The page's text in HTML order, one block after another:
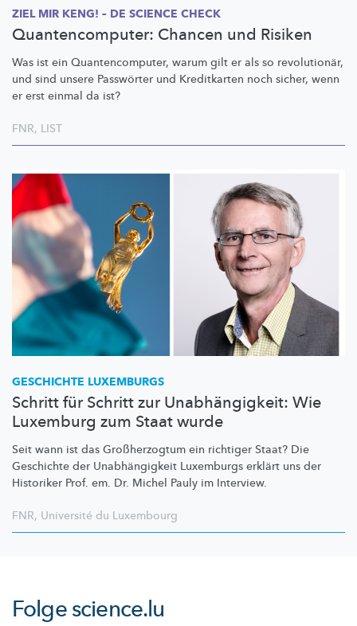
ZIEL MIR KENG! – DE SCIENCE CHECK
Quantencomputer: Chancen und Risiken
Was ist ein Quantencomputer, warum gilt er als so revolutionär,
und sind unsere Passwörter und Kreditkarten noch sicher, wenn
er erst einmal da ist?
FNR, LIST
GESCHICHTE LUXEMBURGS
Schritt für Schritt zur Unabhängigkeit: Wie
Luxemburg zum Staat wurde
Seit wann ist das Großherzogtum ein richtiger Staat? Die
Geschichte der Unabhängigkeit Luxemburgs erklärt uns der
Historiker Prof. em. Dr. Michel Pauly im Interview.
FNR, Université du Luxembourg
Folgescience.lu